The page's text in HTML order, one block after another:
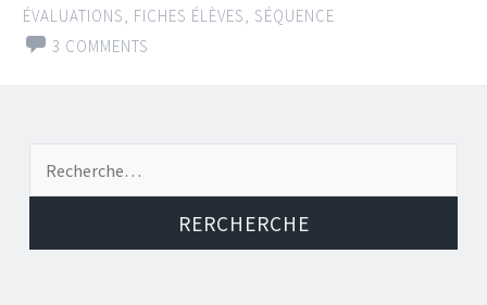
ÉVALUATIONS, FICHES ÉLÈVES, SÉQUENCE
3 COMMENTS